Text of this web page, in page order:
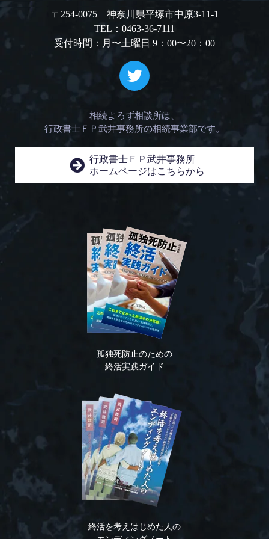
〒254-0075 神奈川県平塚市中原3-11-1
TEL：0463-36-7111
受付時間：月〜土曜日 9：00〜20：00
相続よろず相談所は、
行政書士ＦＰ武井事務所の相続事業部です。
行政書士ＦＰ武井事務所
ホームページはこちらから
孤独死防止のための
終活実践ガイド
終活を考えはじめた人の